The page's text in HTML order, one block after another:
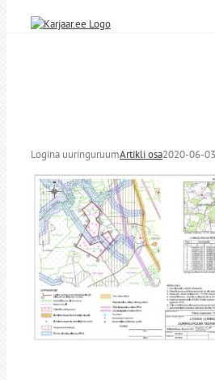
Logina uuringuruumArtikli osa2020-06-